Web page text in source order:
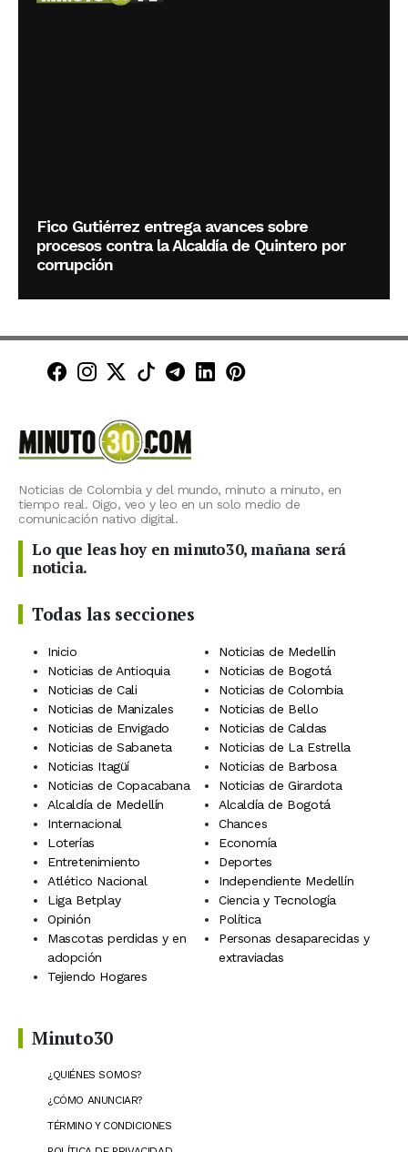
Fico Gutiérrez entrega avances sobre
procesos contra la Alcaldía de Quintero por
corrupción
Minuto30 en Facebook
Minuto30 en Instagram
Minuto30 en X (Twitter)
Minuto30 en TikTok
Canal de Minuto30 en
Minuto30 en LinkedIn
Minuto30 en
Noticias de Colombia y del mundo, minuto a minuto, en
tiempo real. Oigo, veo y leo en un solo medio de
comunicación nativo digital.
Lo que leas hoy en minuto30, mañana será
noticia.
Todas las secciones
Inicio
Noticias de Medellín
Noticias de Antioquia
Noticias de Bogotá
Noticias de Cali
Noticias de Colombia
Noticias de Manizales
Noticias de Bello
Noticias de Envigado
Noticias de Caldas
Noticias de Sabaneta
Noticias de La Estrella
Noticias Itagüí
Noticias de Barbosa
Noticias de Copacabana
Noticias de Girardota
Alcaldía de Medellín
Alcaldía de Bogotá
Internacional
Chances
Loterías
Economía
Entretenimiento
Deportes
Atlético Nacional
Independiente Medellín
Liga Betplay
Ciencia y Tecnología
Opinión
Política
Mascotas perdidas y en
adopción
Personas desaparecidas y
extraviadas
Tejiendo Hogares
Minuto30
¿QUIÉNES SOMOS?
¿CÓMO ANUNCIAR?
TÉRMINO Y CONDICIONES